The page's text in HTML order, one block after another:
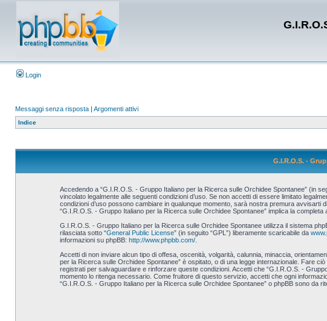
Login
Messaggi senza risposta | Argomenti attivi
Indice
G.I.R.O.S. -
Accedendo a “G.I.R.O.S. - Gruppo Italiano per la Ricerca sulle Orchidee Spontanee” (in
vincolato legalmente alle seguenti condizioni d’uso. Se non accetti di essere limitato
condizioni d’uso possono cambiare in qualunque momento, sarà nostra premura
“G.I.R.O.S. - Gruppo Italiano per la Ricerca sulle Orchidee Spontanee” implica la completa
G.I.R.O.S. - Gruppo Italiano per la Ricerca sulle Orchidee Spontanee utilizza il sistema
rilasciata sotto “General Public License” (in seguito “GPL”) liberamente scaricabile da
informazioni su phpBB: http://www.phpbb.com/.
Accetti di non inviare alcun tipo di offesa, oscenità, volgarità, calunnia, minaccia,
per la Ricerca sulle Orchidee Spontanee” è ospitato, o di una legge internazionale. Fare
registrati per salvaguardare e rinforzare queste condizioni. Accetti che “G.I.R.O.S. -
momento lo ritenga necessario. Come fruitore di questo servizio, accetti che ogni
“G.I.R.O.S. - Gruppo Italiano per la Ricerca sulle Orchidee Spontanee” o phpBB sono da